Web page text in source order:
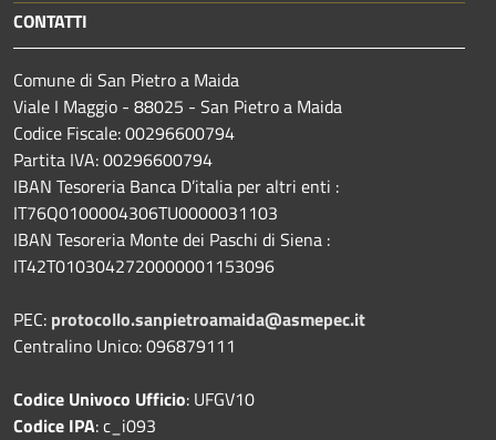
CONTATTI
Comune di San Pietro a Maida
Viale I Maggio - 88025 - San Pietro a Maida
Codice Fiscale: 00296600794
Partita IVA: 00296600794
IBAN Tesoreria Banca D’italia per altri enti :
IT76Q0100004306TU0000031103
IBAN Tesoreria Monte dei Paschi di Siena :
IT42T0103042720000001153096
PEC: protocollo.sanpietroamaida@asmepec.it
Centralino Unico: 096879111
Codice Univoco Ufficio: UFGV10
Codice IPA: c_i093